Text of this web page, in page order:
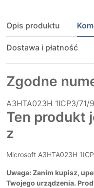
Opis produktu
Dostawa i płatność
Zgodne
A3HTA023H 1ICP3/71/
Ten produkt
z
Microsoft A3HTA023H
Uwaga: Zanim kupisz,
Twojego urządzenia.